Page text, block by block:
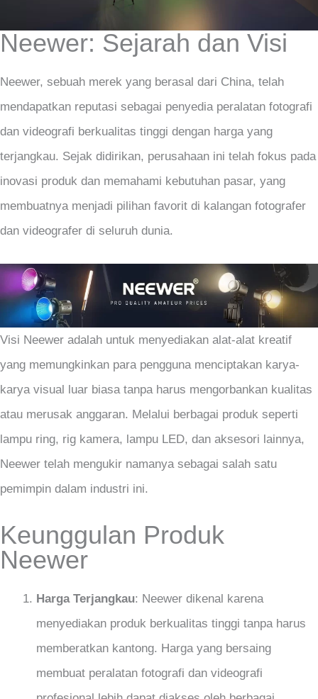
Neewer: Sejarah dan Visi
Neewer, sebuah merek yang berasal dari China, telah
mendapatkan reputasi sebagai penyedia peralatan fotografi
dan videografi berkualitas tinggi dengan harga yang
terjangkau. Sejak didirikan, perusahaan ini telah fokus pada
inovasi produk dan memahami kebutuhan pasar, yang
membuatnya menjadi pilihan favorit di kalangan fotografer
dan videografer di seluruh dunia.
Visi Neewer adalah untuk menyediakan alat-alat kreatif
yang memungkinkan para pengguna menciptakan karya-
karya visual luar biasa tanpa harus mengorbankan kualitas
atau merusak anggaran. Melalui berbagai produk seperti
lampu ring, rig kamera, lampu LED, dan aksesori lainnya,
Neewer telah mengukir namanya sebagai salah satu
pemimpin dalam industri ini.
Keunggulan Produk
Neewer
Harga Terjangkau: Neewer dikenal karena
menyediakan produk berkualitas tinggi tanpa harus
memberatkan kantong. Harga yang bersaing
membuat peralatan fotografi dan videografi